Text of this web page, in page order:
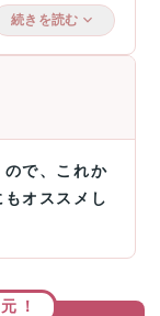
続きを読む
ので、これか
オススメし
！